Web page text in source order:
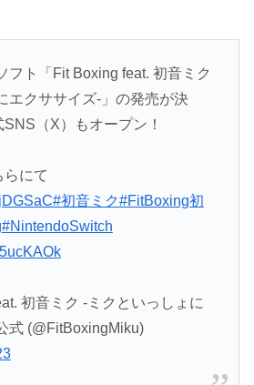
フト「Fit Boxing feat. 初音ミク
エクササイズ-」の発売が決
（X）もオープン！
にて
#初音ミク#FitBoxing初
#NintendoSwitch
初音ミク -ミクといっしょに
式 (@FitBoxingMiku)